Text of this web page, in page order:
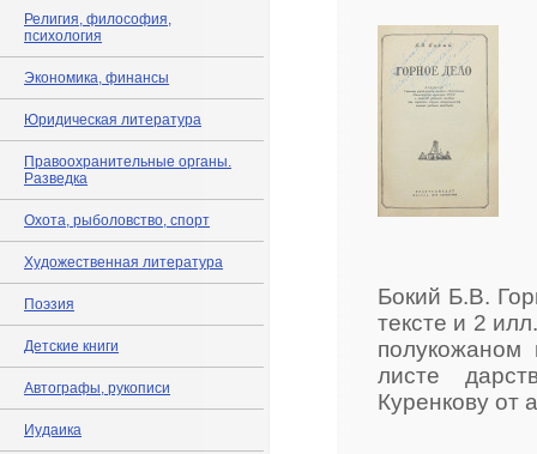
Религия, философия,
психология
Экономика, финансы
Юридическая литература
Правоохранительные органы.
Разведка
Охота, рыболовство, спорт
Художественная литература
Поэзия
Детские книги
Автографы, рукописи
Иудаика
Бокий Б.В.
тексте и 2
полукожаном
листе
Куренкову от